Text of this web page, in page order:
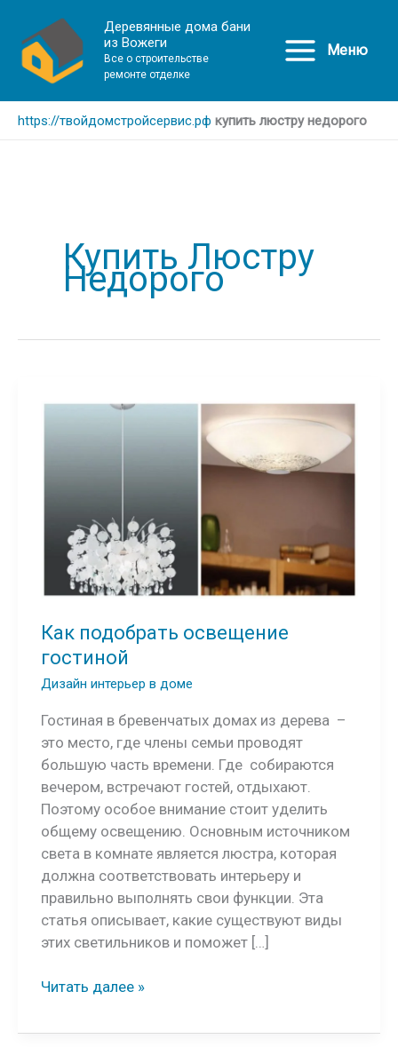
Деревянные дома бани
из Вожеги
Все о строительстве
ремонте отделке
Меню
https://твойдомстройсервис.рф купить люстру недорого
Купить Люстру
Недорого
Как подобрать освещение
гостиной
Дизайн интерьер в доме
Гостиная в бревенчатых домах из дерева –
это место, где члены семьи проводят
большую часть времени. Где собираются
вечером, встречают гостей, отдыхают.
Поэтому особое внимание стоит уделить
общему освещению. Основным источником
света в комнате является люстра, которая
должна соответствовать интерьеру и
правильно выполнять свои функции. Эта
статья описывает, какие существуют виды
этих светильников и поможет […]
Как
освещение
Читать далее »